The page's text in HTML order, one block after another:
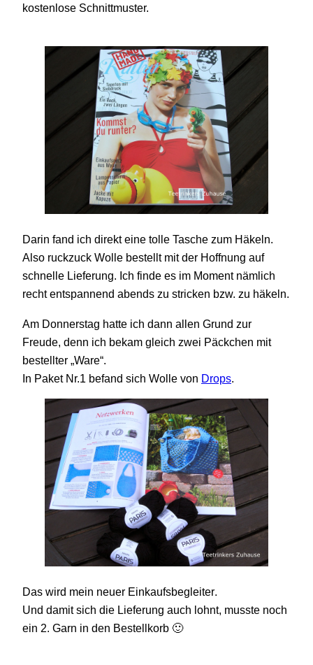
kostenlose Schnittmuster.
Darin fand ich direkt eine tolle Tasche zum Häkeln.
Also ruckzuck Wolle bestellt mit der Hoffnung auf
schnelle Lieferung. Ich finde es im Moment nämlich
recht entspannend abends zu stricken bzw. zu häkeln.
Am Donnerstag hatte ich dann allen Grund zur
Freude, denn ich bekam gleich zwei Päckchen mit
bestellter „Ware“.
In Paket Nr.1 befand sich Wolle von Drops.
Das wird mein neuer Einkaufsbegleiter.
Und damit sich die Lieferung auch lohnt, musste noch
ein 2. Garn in den Bestellkorb 🙂